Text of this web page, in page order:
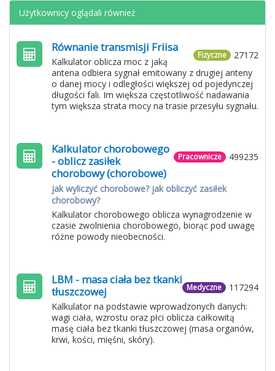
Użytkownicy oglądali również
27172
Fizyczne
Równanie transmisji Friisa
Kalkulator oblicza moc z jaką
antena odbiera sygnał emitowany z drugiej anteny
o danej mocy i odległości większej od pojedynczej
długości fali. Im większa częstotliwość nadawania
tym większa strata mocy na trasie przesyłu sygnału.
499235
Pracownicze
Kalkulator chorobowego
- oblicz zasiłek
chorobowy (chorobowe)
jak wyliczyć chorobowe? jak obliczyć zasiłek
chorobowy?
Kalkulator chorobowego oblicza wynagrodzenie w
czasie zwolnienia chorobowego, biorąc pod uwagę
różne powody nieobecności.
117294
Medyczne
LBM - masa ciała bez tkanki
tłuszczowej
Kalkulator na podstawie wprowadzonych danych:
wagi ciała, wzrostu oraz płci oblicza całkowitą
masę ciała bez tkanki tłuszczowej (masa organów,
krwi, kości, mięśni, skóry).